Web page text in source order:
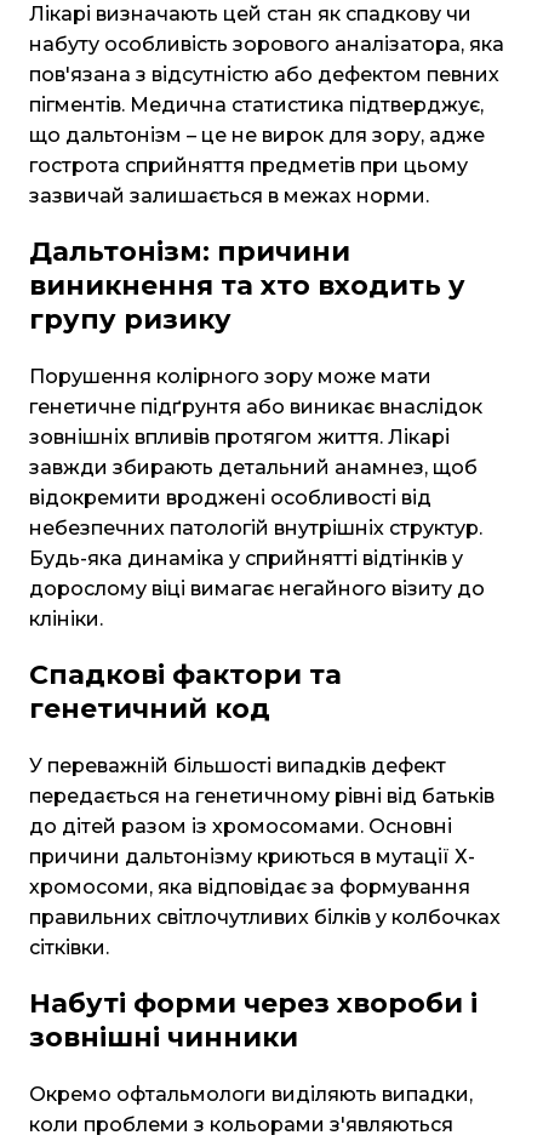
Лікарі визначають цей стан як спадкову чи
набуту особливість зорового аналізатора, яка
пов'язана з відсутністю або дефектом певних
пігментів. Медична статистика підтверджує,
що дальтонізм – це не вирок для зору, адже
гострота сприйняття предметів при цьому
зазвичай залишається в межах норми.
Дальтонізм: причини
виникнення та хто входить у
групу ризику
Порушення колірного зору може мати
генетичне підґрунтя або виникає внаслідок
зовнішніх впливів протягом життя. Лікарі
завжди збирають детальний анамнез, щоб
відокремити вроджені особливості від
небезпечних патологій внутрішніх структур.
Будь-яка динаміка у сприйнятті відтінків у
дорослому віці вимагає негайного візиту до
клініки.
Спадкові фактори та
генетичний код
У переважній більшості випадків дефект
передається на генетичному рівні від батьків
до дітей разом із хромосомами. Основні
причини дальтонізму криються в мутації Х-
хромосоми, яка відповідає за формування
правильних світлочутливих білків у колбочках
сітківки.
Набуті форми через хвороби і
зовнішні чинники
Окремо офтальмологи виділяють випадки,
коли проблеми з кольорами з'являються